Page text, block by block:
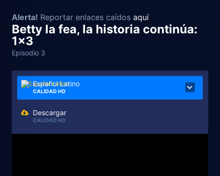
Alerta! Reportar enlaces caídos aquí
Betty la fea, la historia continúa:
1x3
Episodio 3
Español Latino
CALIDAD HD
Descargar
CALIDAD HD